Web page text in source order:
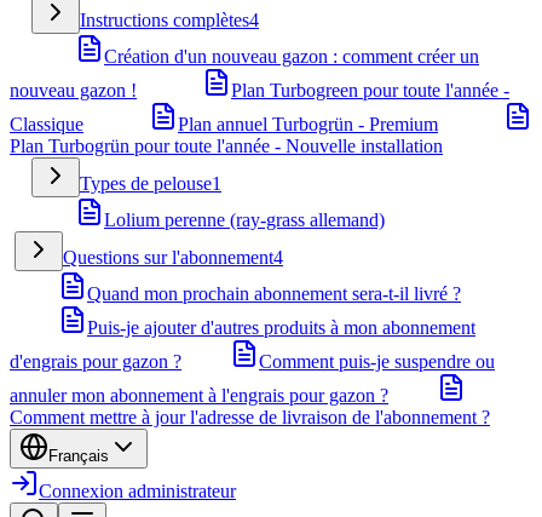
Instructions complètes4
Création d'un nouveau gazon : comment créer un
nouveau gazon !
Plan Turbogreen pour toute l'année -
Classique
Plan annuel Turbogrün - Premium
Plan Turbogrün pour toute l'année - Nouvelle installation
Types de pelouse1
Lolium perenne (ray-grass allemand)
Questions sur l'abonnement4
Quand mon prochain abonnement sera-t-il livré ?
Puis-je ajouter d'autres produits à mon abonnement
d'engrais pour gazon ?
Comment puis-je suspendre ou
annuler mon abonnement à l'engrais pour gazon ?
Comment mettre à jour l'adresse de livraison de l'abonnement ?
Français
Connexion administrateur